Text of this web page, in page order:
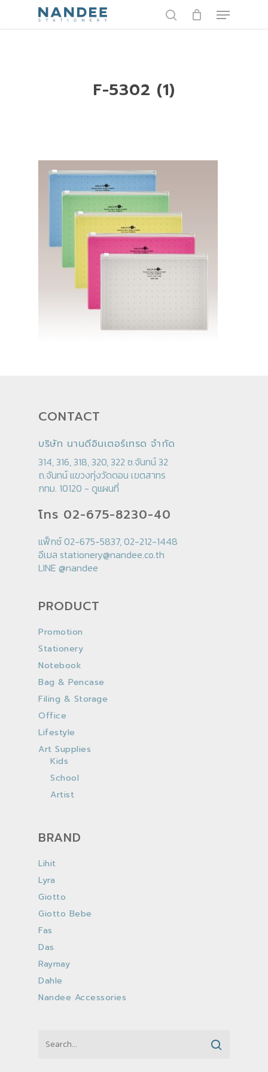
Menu
F-5302 (1)
CONTACT
บริษัท นานดีอินเตอร์เทรด จำกัด
314, 316, 318, 320, 322 ซ.จันทน์ 32
ถ.จันทน์ แขวงทุ่งวัดดอน เขตสาทร
กทม. 10120 - ดูแผนที่
โทร 02-675-8230-40
แฟ็กซ์ 02-675-5837, 02-212-1448
อีเมล stationery@nandee.co.th
LINE @nandee
PRODUCT
Promotion
Stationery
Notebook
Bag & Pencase
Filing & Storage
Office
Lifestyle
Art Supplies
Kids
School
Artist
BRAND
Lihit
Lyra
Giotto
Giotto Bebe
Fas
Das
Raymay
Dahle
Nandee Accessories